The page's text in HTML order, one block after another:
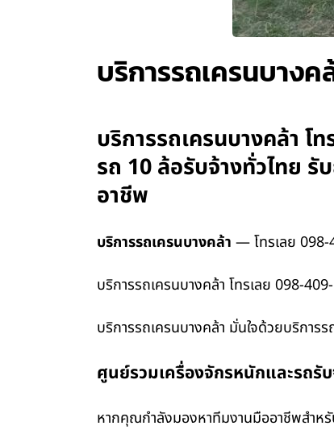
บริการรถเครนบาง
บริการรถเครนบางคล้า โ
รถ 10 ล้อรับจ้างทั่วไทย
อาชีพ
บริการรถเครนบางคล้า — โทรเลย
บริการรถเครนบางคล้า โทรเลย 098-
บริการรถเครนบางคล้า มั่นใจด้วยบริกา
ศูนย์รวมเครื่องจักรหนักและรถรับ
หากคุณกำลังมองหาทีมงานมืออาชีพสำห